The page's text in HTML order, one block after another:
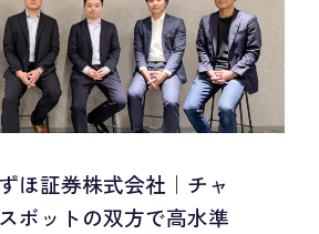
ほ証券株式会社｜チャ
ボットの双方で高水準